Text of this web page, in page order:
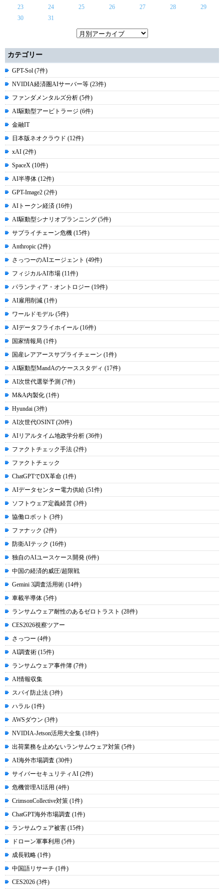
23 24 25 26 27 28
29
30
31
カテゴリー
GPT-Sol (7件)
NVIDIA経済圏AIサーバー等 (23件)
ファンダメンタルズ分析 (5件)
AI駆動型アービトラージ (6件)
金融IT
日本版ネオクラウド (12件)
xAI (2件)
SpaceX (10件)
AI半導体 (12件)
GPT-Image2 (2件)
AIトークン経済 (16件)
AI駆動型シナリオプランニング (5件)
サプライチェーン危機 (15件)
Anthropic (2件)
さっつーのAIエージェント (49件)
フィジカルAI市場 (11件)
パランティア・オントロジー (19件)
AI雇用削減 (1件)
ワールドモデル (5件)
AIデータフライホイール (16件)
国家情報局 (1件)
国産レアアースサプライチェーン (1件)
AI駆動型MandAのケーススタディ (17件)
AI次世代選挙予測 (7件)
M&A内製化 (1件)
Hyundai (3件)
AI次世代OSINT (20件)
AIリアルタイム地政学分析 (36件)
ファクトチェック手法 (2件)
ファクトチェック
ChatGPTでDX革命 (1件)
AIデータセンター電力供給 (51件)
ソフトウェア定義経営 (3件)
協働ロボット (3件)
ファナック (2件)
防衛AIテック (16件)
独自のAIユースケース開発 (6件)
中国の経済的威圧/超限戦
Gemini 3調査活用術 (14件)
車載半導体 (5件)
ランサムウェア耐性のあるゼロトラスト (28件)
CES2026視察ツアー
さっつー (4件)
AI調査術 (15件)
ランサムウェア事件簿 (7件)
AI情報収集
スパイ防止法 (3件)
ハラル (1件)
AWSダウン (3件)
NVIDIA-Jetson活用大全集 (18件)
出荷業務を止めないランサムウェア対策 (5件)
AI海外市場調査 (30件)
サイバーセキュリティAI (2件)
危機管理AI活用 (4件)
CrimsonCollective対策 (1件)
ChatGPT海外市場調査 (1件)
ランサムウェア被害 (15件)
ドローン軍事利用 (5件)
成長戦略 (1件)
中国語リサーチ (1件)
CES2026 (3件)